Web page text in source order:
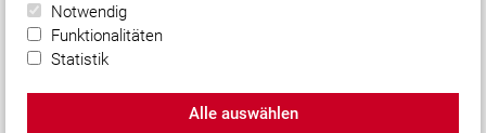
mit uns!
© 2026 Freiwillige Feuerwehr Markt Kösching
Notwendig
Funktionalitäten
Statistik
Alle auswählen